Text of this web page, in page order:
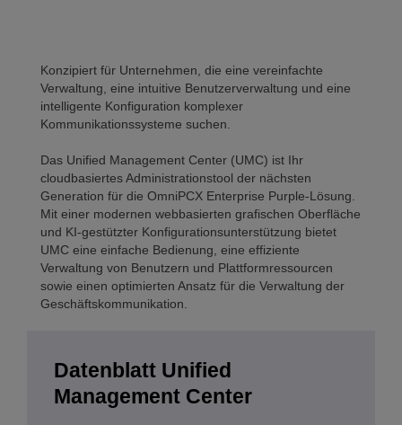
Konzipiert für Unternehmen, die eine vereinfachte
Verwaltung, eine intuitive Benutzerverwaltung und eine
intelligente Konfiguration komplexer
Kommunikationssysteme suchen.
Das Unified Management Center (UMC) ist Ihr
cloudbasiertes Administrationstool der nächsten
Generation für die OmniPCX Enterprise Purple-Lösung.
Mit einer modernen webbasierten grafischen Oberfläche
und KI-gestützter Konfigurationsunterstützung bietet
UMC eine einfache Bedienung, eine effiziente
Verwaltung von Benutzern und Plattformressourcen
sowie einen optimierten Ansatz für die Verwaltung der
Geschäftskommunikation.
Datenblatt Unified
Management Center